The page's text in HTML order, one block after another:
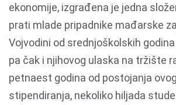
ekonomije, izgrađena je jedna
prati mlade pripadnike mađarske
Vojvodini od srednjoškolskih
pa čak i njihovog ulaska na tržište
petnaest godina od postojanja
stipendiranja, nekoliko hiljada